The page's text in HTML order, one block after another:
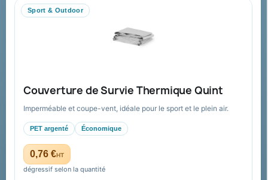
Sport & Outdoor
Couverture de Survie Thermique Quint
Imperméable et coupe-vent, idéale pour le sport et le plein air.
PET argenté Économique
0,76 €HT
dégressif selon la quantité
FAQ sur Promenoch Goodies Pub France
Conditions de retour
Paiement sécurisé
Plan du site